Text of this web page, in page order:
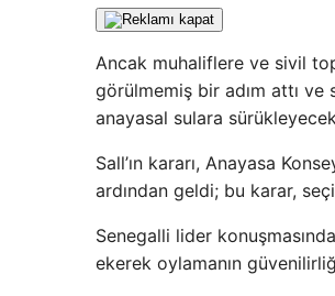
Ancak muhaliflere ve sivil
görülmemiş bir adım attı
anayasal sulara
Sall’ın kararı, Anayasa
ardından geldi; bu karar,
Senegalli lider
ekerek oylamanın